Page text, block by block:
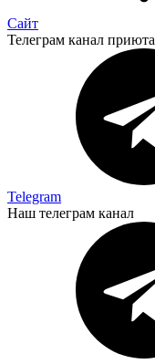
Сайт
Телеграм канал приюта
Telegram
Наш телеграм канал